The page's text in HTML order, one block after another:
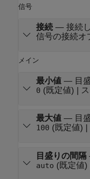
信号
接続— 接続
信号の接続オ
メイン
最小値— 目
0 (既定値) |
最大値— 目
100 (既定値) |
目盛りの間隔
auto (既定値)